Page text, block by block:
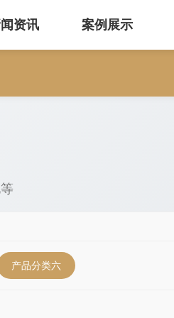
资讯 案例展示
产品分类六